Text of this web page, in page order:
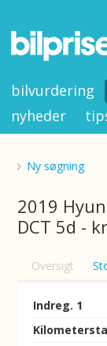
bilvurdering
nyheder
Ny søgning
2019
DCT 5d -
Oversigt
Indreg. 1